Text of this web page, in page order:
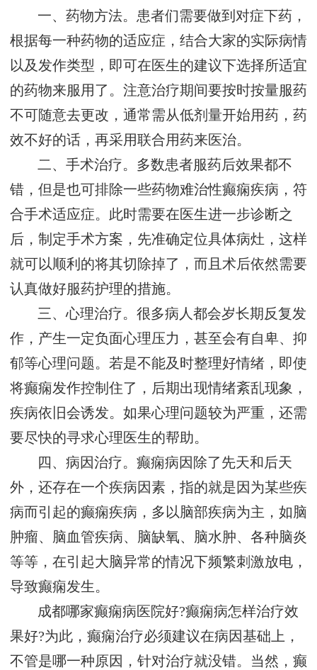
一、药物方法。患者们需要做到对症下药，
根据每一种药物的适应症，结合大家的实际病情
以及发作类型，即可在医生的建议下选择所适宜
的药物来服用了。注意治疗期间要按时按量服药
不可随意去更改，通常需从低剂量开始用药，药
效不好的话，再采用联合用药来医治。
二、手术治疗。多数患者服药后效果都不
错，但是也可排除一些药物难治性癫痫疾病，符
合手术适应症。此时需要在医生进一步诊断之
后，制定手术方案，先准确定位具体病灶，这样
就可以顺利的将其切除掉了，而且术后依然需要
认真做好服药护理的措施。
三、心理治疗。很多病人都会岁长期反复发
作，产生一定负面心理压力，甚至会有自卑、抑
郁等心理问题。若是不能及时整理好情绪，即使
将癫痫发作控制住了，后期出现情绪紊乱现象，
疾病依旧会诱发。如果心理问题较为严重，还需
要尽快的寻求心理医生的帮助。
四、病因治疗。癫痫病因除了先天和后天
外，还存在一个疾病因素，指的就是因为某些疾
病而引起的癫痫疾病，多以脑部疾病为主，如脑
肿瘤、脑血管疾病、脑缺氧、脑水肿、各种脑炎
等等，在引起大脑异常的情况下频繁刺激放电，
导致癫痫发生。
成都哪家癫痫病医院好?癫痫病怎样治疗效
果好?为此，癫痫治疗必须建议在病因基础上，
不管是哪一种原因，针对治疗就没错。当然，癫